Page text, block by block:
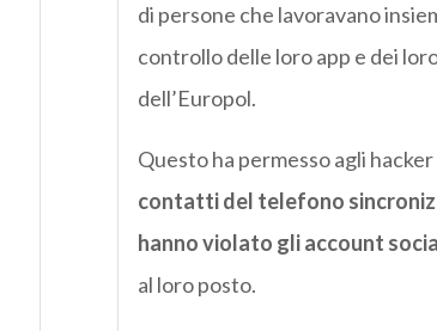
di persone che lavoravano
controllo delle loro app e dei
dell’Europol.
Questo ha permesso agli
contatti del telefono
hanno violato gli account
al loro posto.